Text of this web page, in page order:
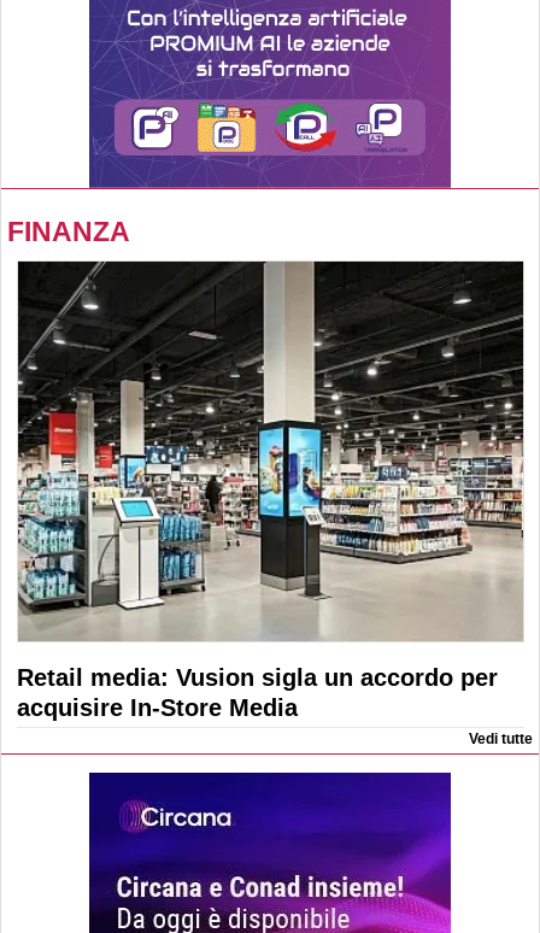
FINANZA
Retail media: Vusion sigla un accordo per
acquisire In-Store Media
Vedi tutte